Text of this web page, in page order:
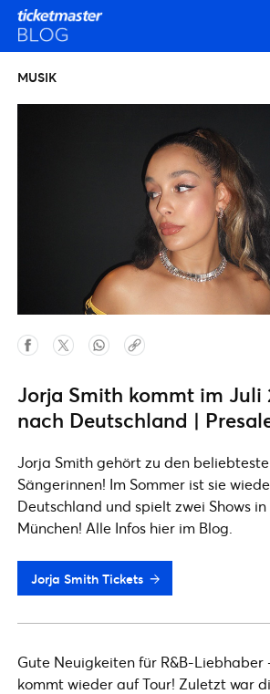
MUSIK
Jorja Smith kommt im Juli
nach Deutschland |
Jorja Smith gehört zu den
Sängerinnen! Im Sommer ist sie
Deutschland und spielt zwei Shows
München! Alle Infos hier im Blog.
Jorja Smith Tickets
Gute Neuigkeiten für R&B-Liebhaber
kommt wieder auf Tour! Zuletzt war